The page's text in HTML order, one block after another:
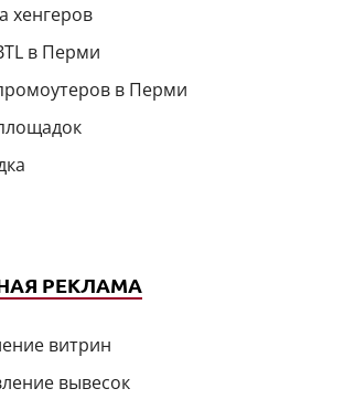
хенгеров
в Перми
в Перми
РЕКЛАМА
витрин
вывесок